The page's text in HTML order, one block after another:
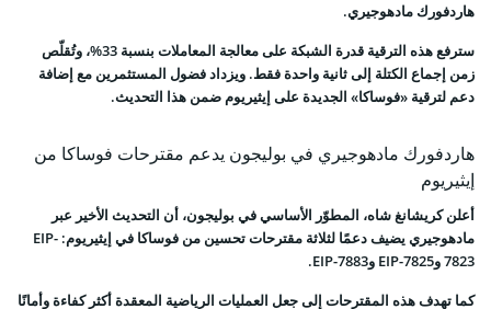
هاردفورك مادهوجيري.
سترفع هذه الترقية قدرة الشبكة على معالجة المعاملات بنسبة 33%، وتُقلّص
زمن إجماع الكتلة إلى ثانية واحدة فقط. ويزداد فضول المستثمرين مع إضافة
دعم لترقية «فوساكا» الجديدة على إيثيريوم ضمن هذا التحديث.
هاردفورك مادهوجيري في بوليجون يدعم مقترحات فوساكا من
إيثيريوم
أعلن كريشانغ شاه، المطوّر الأساسي في بوليجون، أن التحديث الأخير عبر
مادهوجيري يضيف دعمًا لثلاثة مقترحات تحسين من فوساكا في إيثيريوم: EIP-
7823 وEIP-7825 وEIP-7883.
كما تهدف هذه المقترحات إلى جعل العمليات الرياضية المعقدة أكثر كفاءة وأمانًا